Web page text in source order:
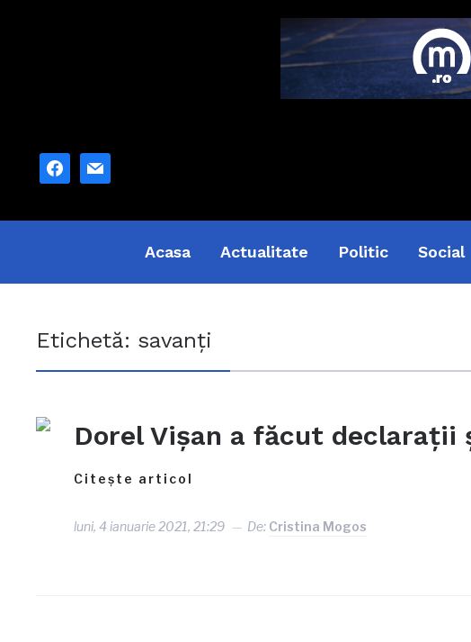
facebook
mail
Acasa Actualitate Politic Social
Etichetă: savanţi
Dorel Vișan a făcut declarații
Citește articol
luni, 4 ianuarie 2021, 21:29 De: Cristina Mogos